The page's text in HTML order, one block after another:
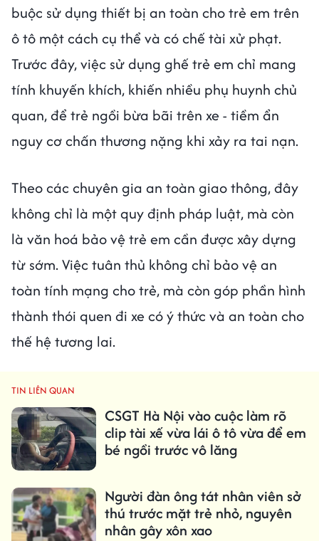
buộc sử dụng thiết bị an toàn cho trẻ em trên
ô tô một cách cụ thể và có chế tài xử phạt.
Trước đây, việc sử dụng ghế trẻ em chỉ mang
tính khuyến khích, khiến nhiều phụ huynh chủ
quan, để trẻ ngồi bừa bãi trên xe - tiềm ẩn
nguy cơ chấn thương nặng khi xảy ra tai nạn.
Theo các chuyên gia an toàn giao thông, đây
không chỉ là một quy định pháp luật, mà còn
là văn hoá bảo vệ trẻ em cần được xây dựng
từ sớm. Việc tuân thủ không chỉ bảo vệ an
toàn tính mạng cho trẻ, mà còn góp phần hình
thành thói quen đi xe có ý thức và an toàn cho
thế hệ tương lai.
TIN LIÊN QUAN
CSGT Hà Nội vào cuộc làm rõ
clip tài xế vừa lái ô tô vừa để em
bé ngồi trước vô lăng
Người đàn ông tát nhân viên sở
thú trước mặt trẻ nhỏ, nguyên
nhân gây xôn xao